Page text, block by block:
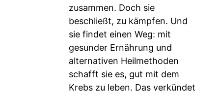
zusammen. Doch sie
beschließt, zu kämpfen. Und
sie findet einen Weg: mit
gesunder Ernährung und
alternativen Heilmethoden
schafft sie es, gut mit dem
Krebs zu leben. Das verkündet